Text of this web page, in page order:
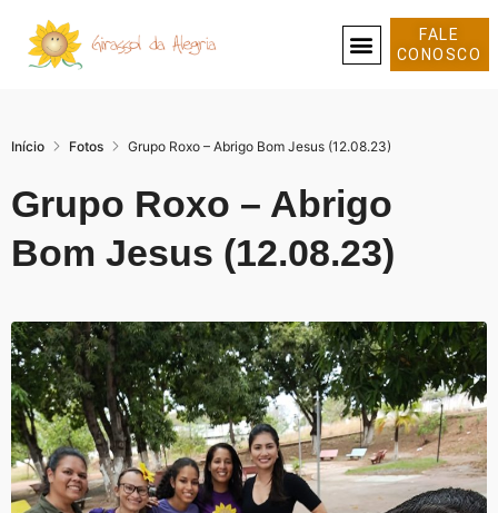
FALE
CONOSCO
Início Fotos Grupo Roxo – Abrigo Bom Jesus (12.08.23)
Grupo Roxo – Abrigo
Bom Jesus (12.08.23)